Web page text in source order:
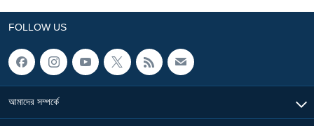
FOLLOW US
আমাদের সম্পর্কে